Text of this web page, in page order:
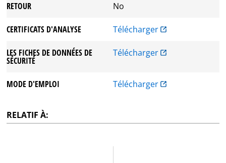
RETOUR No
CERTIFICATS D'ANALYSE Télécharger
LES FICHES DE DONNÉES DE
SÉCURITÉ
Télécharger
MODE D'EMPLOI Télécharger
RELATIF À: